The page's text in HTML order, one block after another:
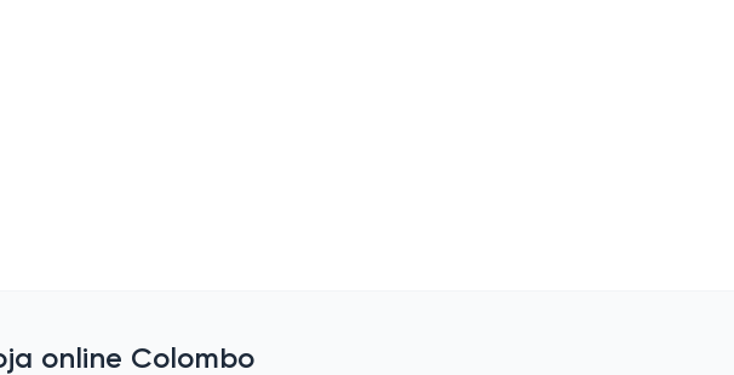
online Colombo